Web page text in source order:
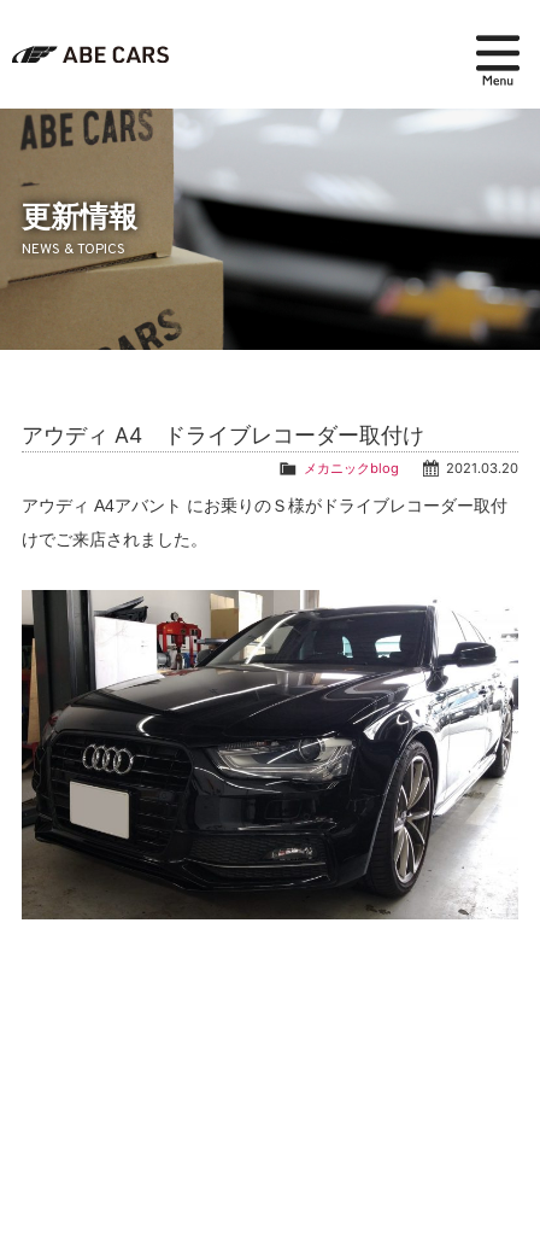
在庫検索
パーツ＆アクセサリー
アフターセールス
採用情報
更新情報
NEWS & TOPICS
アウディ A4 ドライブレコーダー取付け
2021.03.20
メカニックblog
アウディ A4アバント にお乗りのＳ様がドライブレコーダー取付
けでご来店されました。